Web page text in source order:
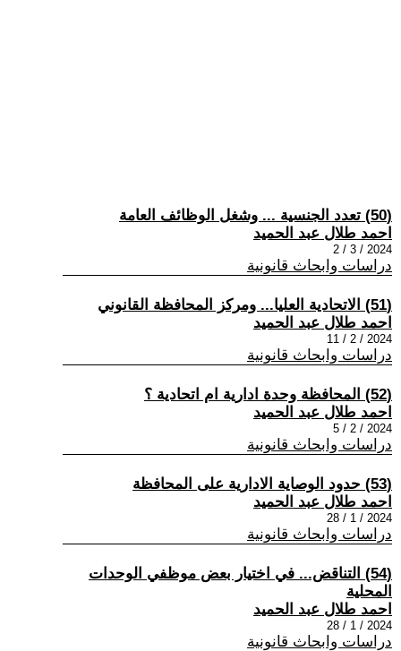
(50) تعدد الجنسية ... وشغل الوظائف العامة
احمد طلال عبد الحميد
2024 / 3 / 2
دراسات وابحاث قانونية
(51) الاتحادية العليا... ومركز المحافظة القانوني
احمد طلال عبد الحميد
2024 / 2 / 11
دراسات وابحاث قانونية
(52) المحافظة وحدة ادارية ام اتحادية ؟
احمد طلال عبد الحميد
2024 / 2 / 5
دراسات وابحاث قانونية
(53) حدود الوصاية الادارية على المحافظة
احمد طلال عبد الحميد
2024 / 1 / 28
دراسات وابحاث قانونية
(54) التناقض... في اختيار بعض موظفي الوحدات
المحلية
احمد طلال عبد الحميد
2024 / 1 / 28
دراسات وابحاث قانونية